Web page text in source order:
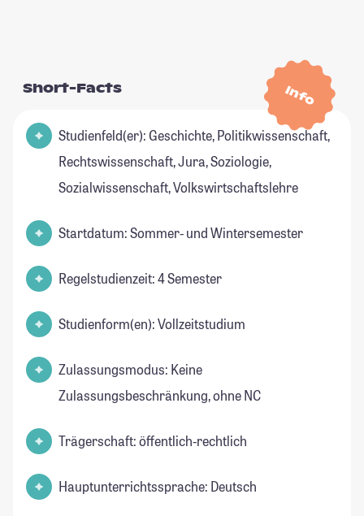
Info
Short-Facts
Studienfeld(er): Geschichte, Politikwissenschaft,
Rechtswissenschaft, Jura, Soziologie,
Sozialwissenschaft, Volkswirtschaftslehre
Startdatum: Sommer- und Wintersemester
Regelstudienzeit: 4 Semester
Studienform(en): Vollzeitstudium
Zulassungsmodus: Keine
Zulassungsbeschränkung, ohne NC
Trägerschaft: öffentlich-rechtlich
Hauptunterrichtssprache: Deutsch